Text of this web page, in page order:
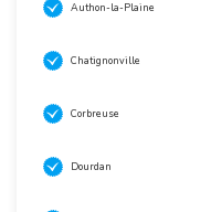
Authon-la-Plaine
Chatignonville
Corbreuse
Dourdan